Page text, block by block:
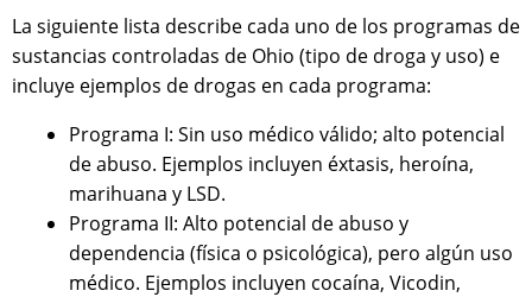
La siguiente lista describe cada uno de los programas de
sustancias controladas de Ohio (tipo de droga y uso) e
incluye ejemplos de drogas en cada programa:
Programa I: Sin uso médico válido; alto potencial
de abuso. Ejemplos incluyen éxtasis, heroína,
marihuana y LSD.
Programa II: Alto potencial de abuso y
dependencia (física o psicológica), pero algún uso
médico. Ejemplos incluyen cocaína, Vicodin,